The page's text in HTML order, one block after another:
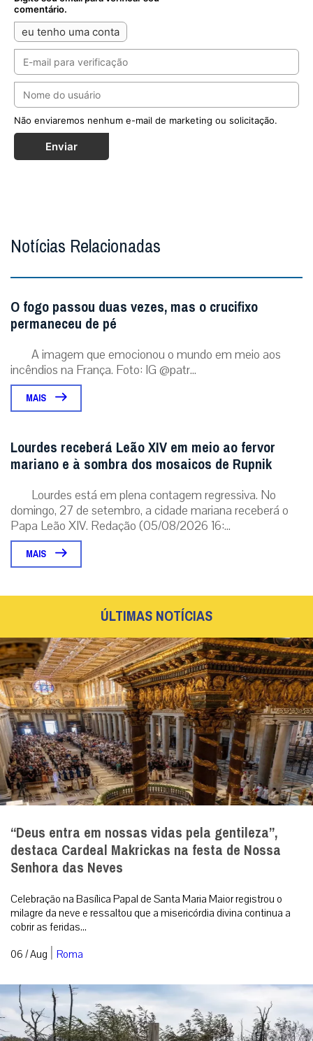
comentário.
eu tenho uma conta
Não enviaremos nenhum e-mail de marketing ou solicitação.
Enviar
Notícias Relacionadas
O fogo passou duas vezes, mas o crucifixo
permaneceu de pé
A imagem que emocionou o mundo em meio aos
incêndios na França. Foto: IG @patr...
MAIS
Lourdes receberá Leão XIV em meio ao fervor
mariano e à sombra dos mosaicos de Rupnik
Lourdes está em plena contagem regressiva. No
domingo, 27 de setembro, a cidade mariana receberá o
Papa Leão XIV. Redação (05/08/2026 16:...
MAIS
ÚLTIMAS NOTÍCIAS
“Deus entra em nossas vidas pela gentileza”,
destaca Cardeal Makrickas na festa de Nossa
Senhora das Neves
Celebração na Basílica Papal de Santa Maria Maior registrou o
milagre da neve e ressaltou que a misericórdia divina continua a
cobrir as feridas...
06 / Aug | Roma